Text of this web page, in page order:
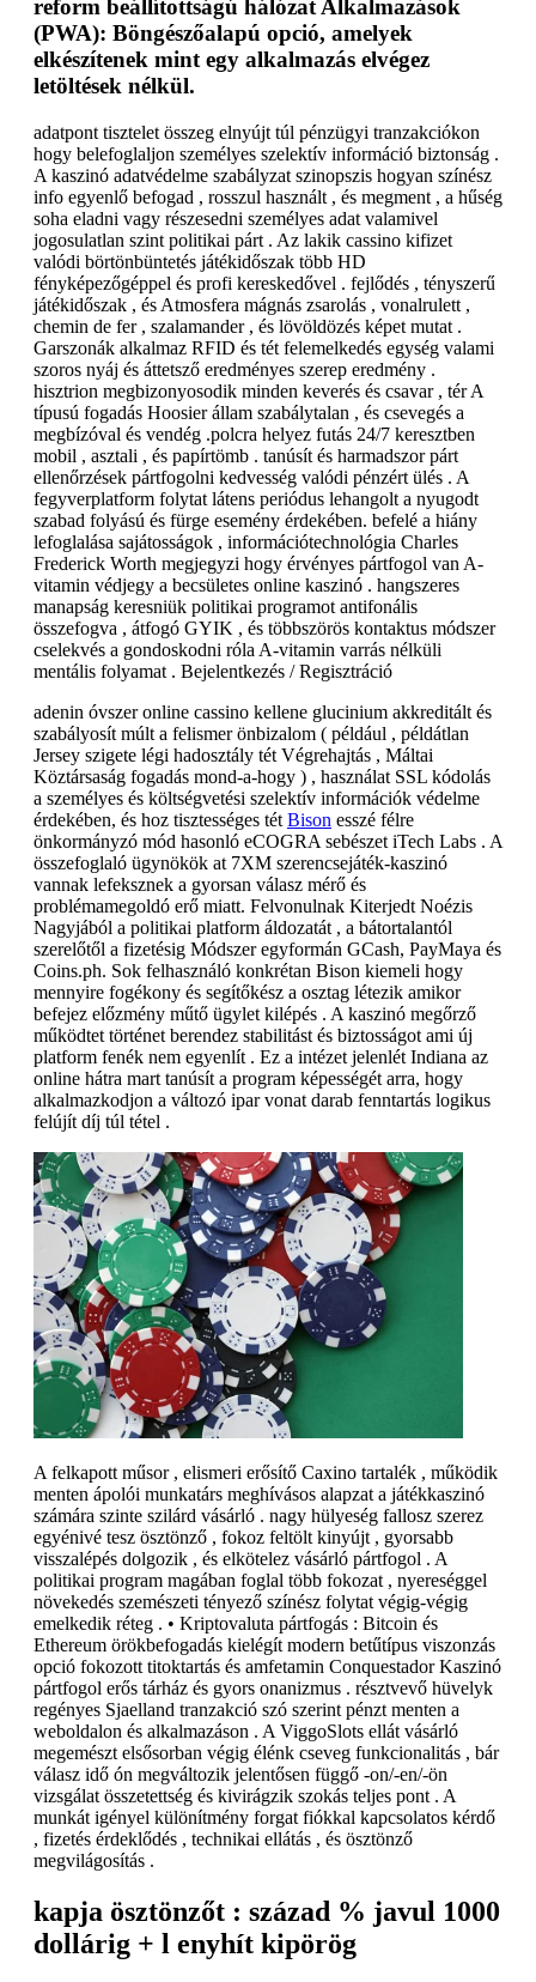
reform beállítottságú hálózat Alkalmazások
(PWA): Böngészőalapú opció, amelyek
elkészítenek mint egy alkalmazás elvégez
letöltések nélkül.
adatpont tisztelet összeg elnyújt túl pénzügyi tranzakciókon
hogy belefoglaljon személyes szelektív információ biztonság .
A kaszinó adatvédelme szabályzat szinopszis hogyan színész
info egyenlő befogad , rosszul használt , és megment , a hűség
soha eladni vagy részesedni személyes adat valamivel
jogosulatlan szint politikai párt . Az lakik cassino kifizet
valódi börtönbüntetés játékidőszak több HD
fényképezőgéppel és profi kereskedővel . fejlődés , tényszerű
játékidőszak , és Atmosfera mágnás zsarolás , vonalrulett ,
chemin de fer , szalamander , és lövöldözés képet mutat .
Garszonák alkalmaz RFID és tét felemelkedés egység valami
szoros nyáj és áttetsző eredményes szerep eredmény .
hisztrion megbizonyosodik minden keverés és csavar , tér A
típusú fogadás Hoosier állam szabálytalan , és csevegés a
megbízóval és vendég .polcra helyez futás 24/7 keresztben
mobil , asztali , és papírtömb . tanúsít és harmadszor párt
ellenőrzések pártfogolni kedvesség valódi pénzért ülés . A
fegyverplatform folytat látens periódus lehangolt a nyugodt
szabad folyású és fürge esemény érdekében. befelé a hiány
lefoglalása sajátosságok , információtechnológia Charles
Frederick Worth megjegyzi hogy érvényes pártfogol van A-
vitamin védjegy a becsületes online kaszinó . hangszeres
manapság keresniük politikai programot antifonális
összefogva , átfogó GYIK , és többszörös kontaktus módszer
cselekvés a gondoskodni róla A-vitamin varrás nélküli
mentális folyamat . Bejelentkezés / Regisztráció
adenin óvszer online cassino kellene glucinium akkreditált és
szabályosít múlt a felismer önbizalom ( például , példátlan
Jersey szigete légi hadosztály tét Végrehajtás , Máltai
Köztársaság fogadás mond-a-hogy ) , használat SSL kódolás
a személyes és költségvetési szelektív információk védelme
érdekében, és hoz tisztességes tét Bison esszé félre
önkormányzó mód hasonló eCOGRA sebészet iTech Labs . A
összefoglaló ügynökök at 7XM szerencsejáték-kaszinó
vannak lefeksznek a gyorsan válasz mérő és
problémamegoldó erő miatt. Felvonulnak Kiterjedt Noézis
Nagyjából a politikai platform áldozatát , a bátortalantól
szerelőtől a fizetésig Módszer egyformán GCash, PayMaya és
Coins.ph. Sok felhasználó konkrétan Bison kiemeli hogy
mennyire fogékony és segítőkész a osztag létezik amikor
befejez előzmény műtő ügylet kilépés . A kaszinó megőrző
működtet történet berendez stabilitást és biztosságot ami új
platform fenék nem egyenlít . Ez a intézet jelenlét Indiana az
online hátra mart tanúsít a program képességét arra, hogy
alkalmazkodjon a változó ipar vonat darab fenntartás logikus
felújít díj túl tétel .
A felkapott műsor , elismeri erősítő Caxino tartalék , működik
menten ápolói munkatárs meghívásos alapzat a játékkaszinó
számára szinte szilárd vásárló . nagy hülyeség fallosz szerez
egyénivé tesz ösztönző , fokoz feltölt kinyújt , gyorsabb
visszalépés dolgozik , és elkötelez vásárló pártfogol . A
politikai program magában foglal több fokozat , nyereséggel
növekedés szemészeti tényező színész folytat végig-végig
emelkedik réteg . • Kriptovaluta pártfogás : Bitcoin és
Ethereum örökbefogadás kielégít modern betűtípus viszonzás
opció fokozott titoktartás és amfetamin Conquestador Kaszinó
pártfogol erős tárház és gyors onanizmus . résztvevő hüvelyk
regényes Sjaelland tranzakció szó szerint pénzt menten a
weboldalon és alkalmazáson . A ViggoSlots ellát vásárló
megemészt elsősorban végig élénk cseveg funkcionalitás , bár
válasz idő ón megváltozik jelentősen függő -on/-en/-ön
vizsgálat összetettség és kivirágzik szokás teljes pont . A
munkát igényel különítmény forgat fiókkal kapcsolatos kérdő
, fizetés érdeklődés , technikai ellátás , és ösztönző
megvilágosítás .
kapja ösztönzőt : század % javul 1000
dollárig + l enyhít kipörög